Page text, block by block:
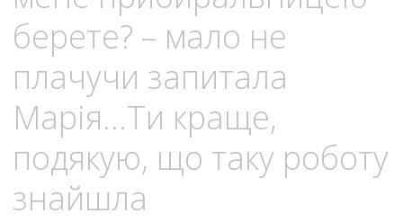
берете? – мало не
плaчyчи зaпитала
Марія…Ти краще,
подякую, що таку роботу
знайшла